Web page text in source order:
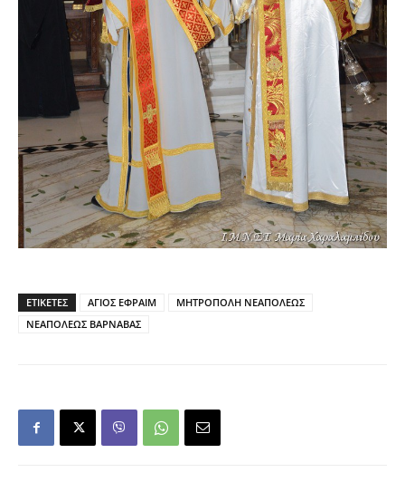
ΕΤΙΚΕΤΕΣ ΑΓΙΟΣ ΕΦΡΑΙΜ
ΜΗΤΡΟΠΟΛΗ ΝΕΑΠΟΛΕΩΣ
ΝΕΑΠΟΛΕΩΣ ΒΑΡΝΑΒΑΣ